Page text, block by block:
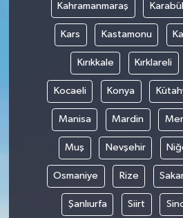
Kahramanmaraş
Kars Kastamonu
Kırıkkale Kırklareli
Kocaeli Konya
Manisa Mardin
Muş Nevşehir
Osmaniye Rize
Şanlıurfa Siirt